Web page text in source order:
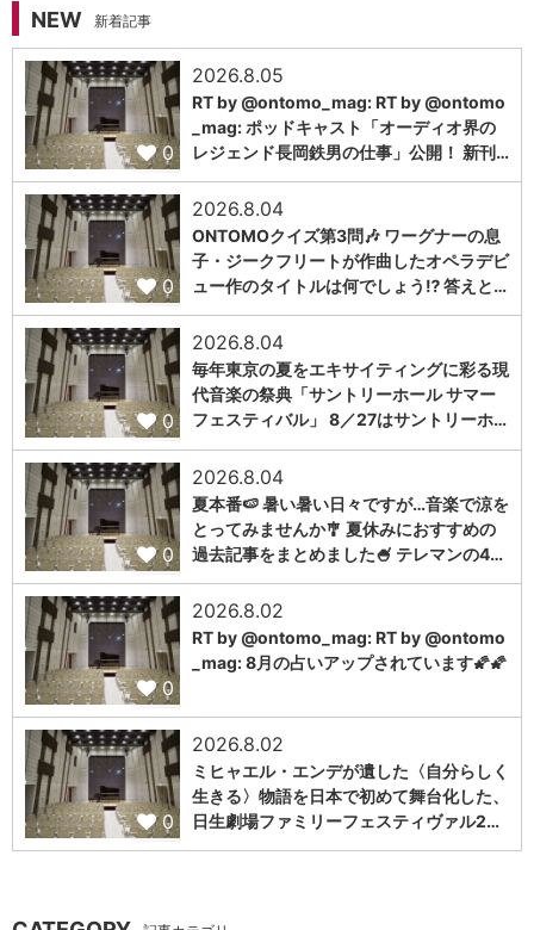
NEW 新着記事
0
2026.8.05
RT by @ontomo_mag: RT by @ontomo
_mag: ポッドキャスト「オーディオ界の
レジェンド長岡鉄男の仕事」公開！ 新刊…
0
2026.8.04
ONTOMOクイズ第3問🎶 ワーグナーの息
子・ジークフリートが作曲したオペラデビ
ュー作のタイトルは何でしょう⁉️ 答えと…
0
2026.8.04
毎年東京の夏をエキサイティングに彩る現
代音楽の祭典「サントリーホール サマー
フェスティバル」 8／27はサントリーホ…
0
2026.8.04
夏本番🍉 暑い暑い日々ですが…音楽で涼を
とってみませんか🎐 夏休みにおすすめの
過去記事をまとめました🍧 テレマンの4…
0
2026.8.02
RT by @ontomo_mag: RT by @ontomo
_mag: 8月の占いアップされています🌠🌠
0
2026.8.02
ミヒャエル・エンデが遺した〈自分らしく
生きる〉物語を日本で初めて舞台化した、
日生劇場ファミリーフェスティヴァル2…